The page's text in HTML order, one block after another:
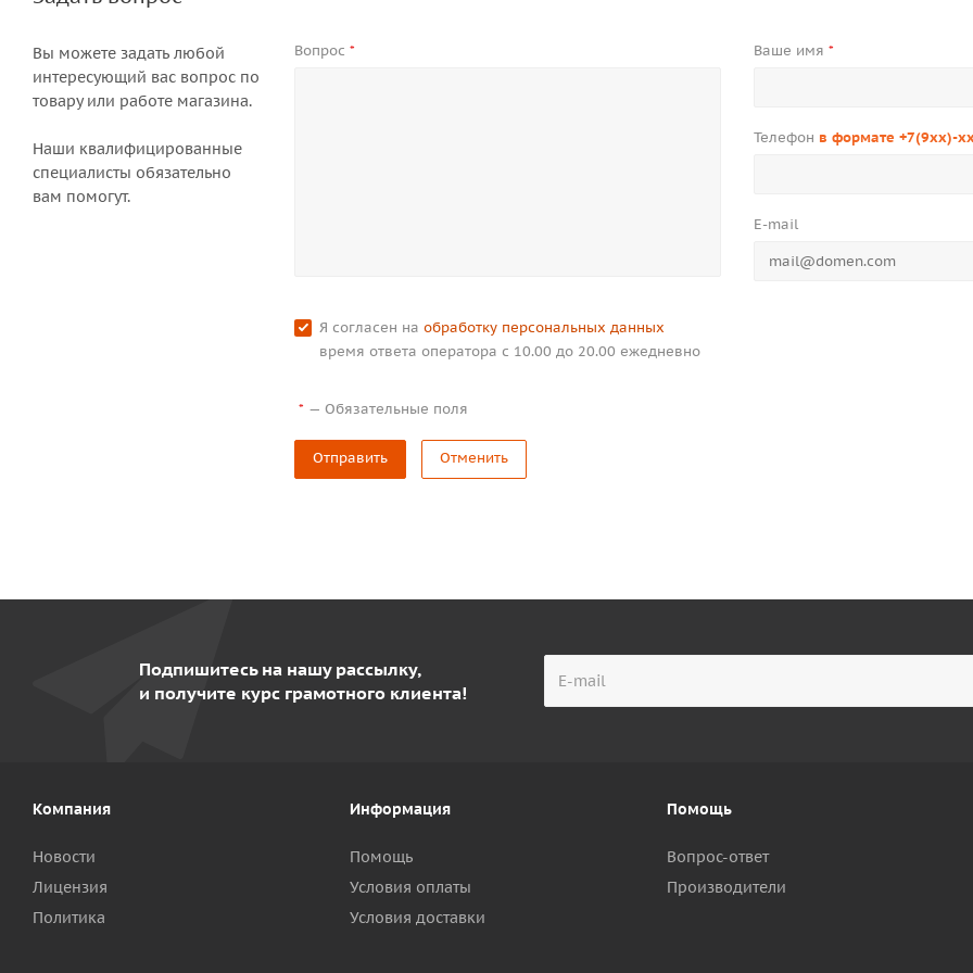
Вы можете задать любой
интересующий вас вопрос по
товару или работе магазина.
Наши квалифицированные
специалисты обязательно
вам помогут.
Вопрос* Ваше имя *
Телефон в формате +7(9xx)-
E-mail
Я согласен наобработку персональных данных
время ответа оператора с 10.00 до 20.00 ежедневно
* —Обязательные поля
Отправить Отменить
Подпишитесь на нашу рассылку,
и получите курс грамотного клиента!
Компания
Новости
Лицензия
Политика
Информация
Помощь
Условия оплаты
Условия доставки
Помощь
Вопрос-ответ
Производители